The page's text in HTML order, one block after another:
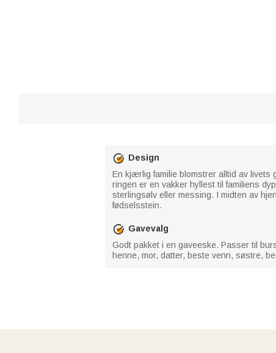
Design
En kjærlig familie blomstrer alltid av livets
ringen er en vakker hyllest til familiens
sterlingsølv eller messing. I midten av
fødselsstein.
Gavevalg
Godt pakket i en gaveeske. Passer til
henne, mor, datter, beste venn, søstre,